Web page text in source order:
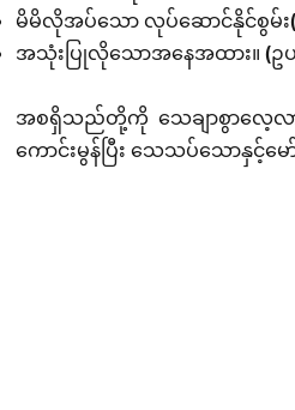
မိမိလိုအပ်သော လုပ်ဆောင်နိုင်စွမ်း
အသုံးပြုလိုသောအနေအထား။ (ဥ
အစရှိသည်တို့ကို သေချာစွာလေ့လာ
ကောင်းမွန်ပြီး သေသပ်သောနှင့်မ